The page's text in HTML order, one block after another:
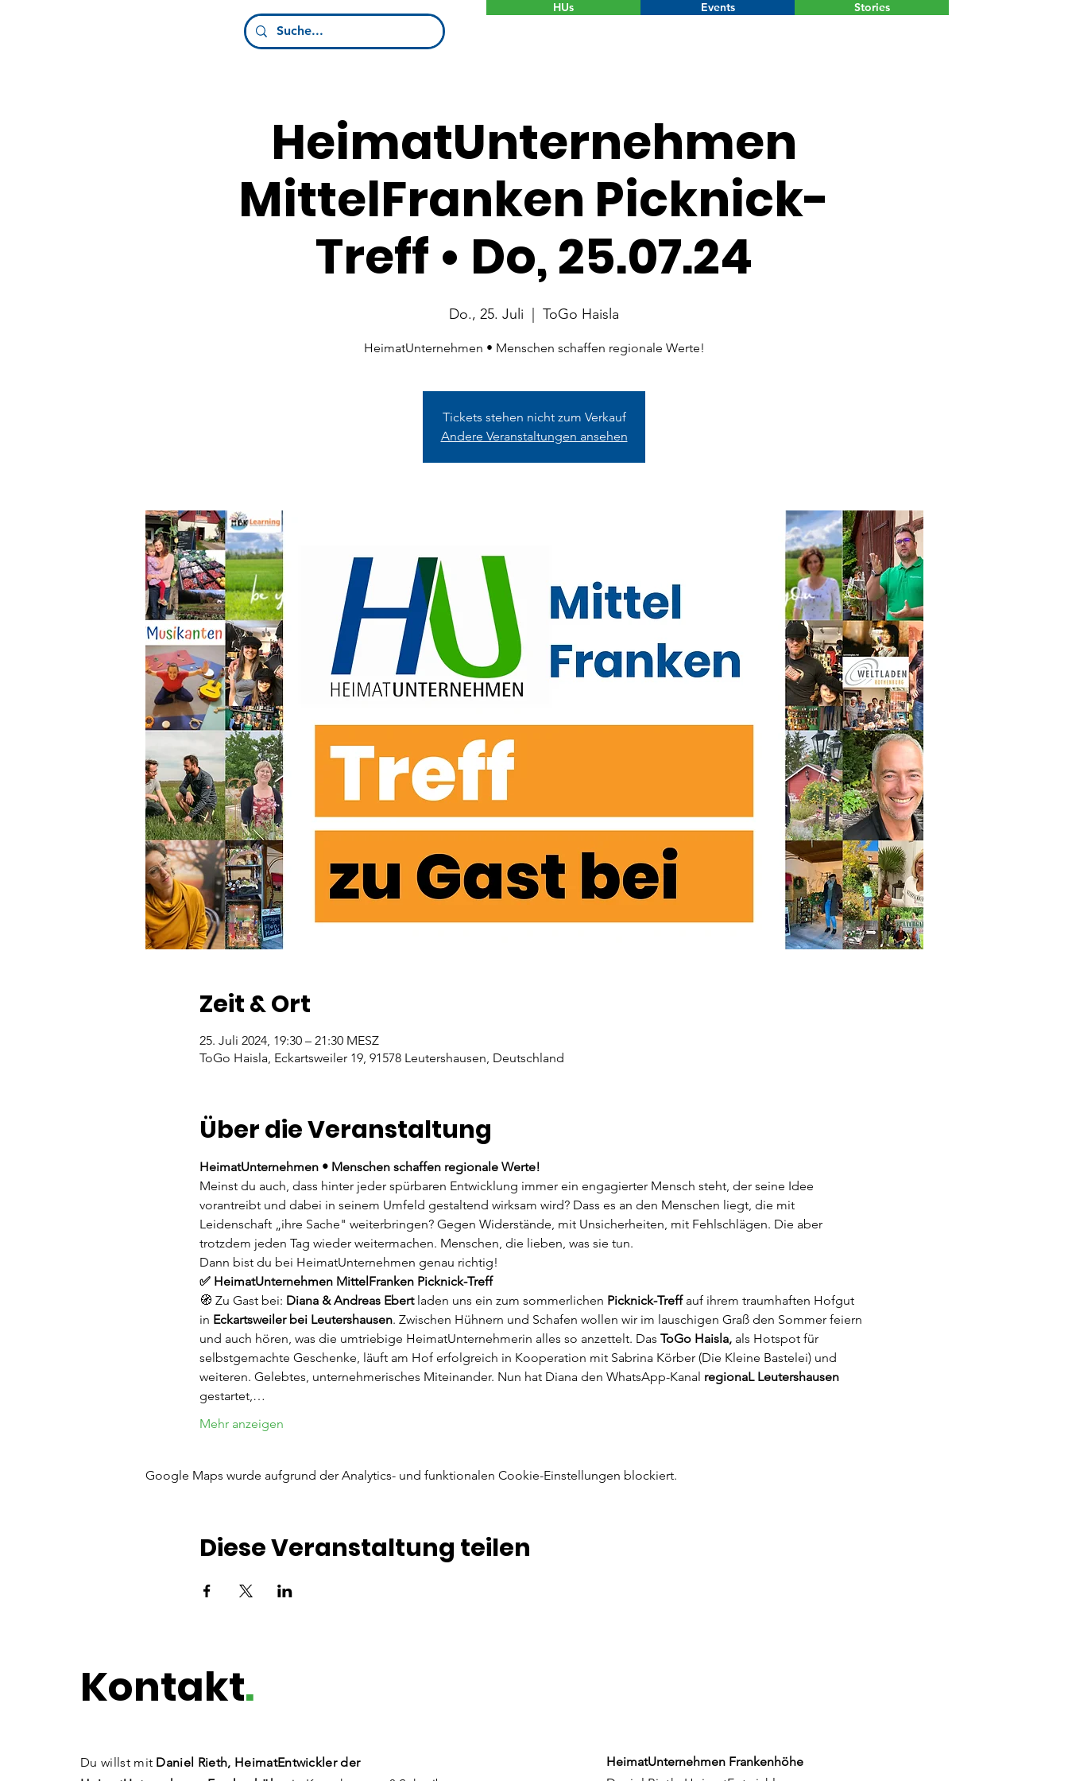
HUs Events Stories
HeimatUnternehmen
MittelFranken Picknick-
Treff • Do, 25.07.24
Do., 25. Juli ToGo Haisla
HeimatUnternehmen • Menschen schaffen regionale Werte!
Tickets stehen nicht zum Verkauf
Andere Veranstaltungen ansehen
Zeit & Ort
25. Juli 2024, 19:30 – 21:30 MESZ
ToGo Haisla, Eckartsweiler 19, 91578 Leutershausen, Deutschland
Über die Veranstaltung
HeimatUnternehmen • Menschen schaffen regionale Werte!
Meinst du auch, dass hinter jeder spürbaren Entwicklung immer ein engagierter Mensch steht, der seine Idee
vorantreibt und dabei in seinem Umfeld gestaltend wirksam wird? Dass es an den Menschen liegt, die mit
Leidenschaft „ihre Sache" weiterbringen? Gegen Widerstände, mit Unsicherheiten, mit Fehlschlägen. Die aber
trotzdem jeden Tag wieder weitermachen. Menschen, die lieben, was sie tun.
Dann bist du bei HeimatUnternehmen genau richtig!
✅ HeimatUnternehmen MittelFranken Picknick-Treff
🧭 Zu Gast bei: Diana & Andreas Ebert laden uns ein zum sommerlichen Picknick-Treff auf ihrem traumhaften Hofgut
in Eckartsweiler bei Leutershausen. Zwischen Hühnern und Schafen wollen wir im lauschigen Graß den Sommer feiern
und auch hören, was die umtriebige HeimatUnternehmerin alles so anzettelt. Das ToGo Haisla, als Hotspot für
selbstgemachte Geschenke, läuft am Hof erfolgreich in Kooperation mit Sabrina Körber (Die Kleine Bastelei) und
weiteren. Gelebtes, unternehmerisches Miteinander. Nun hat Diana den WhatsApp-Kanal regionaL Leutershausen
gestartet,…
Mehr anzeigen
Google Maps wurde aufgrund der Analytics- und funktionalen Cookie-Einstellungen blockiert.
Diese Veranstaltung teilen
Kontakt.
Du willst mit Daniel Rieth, HeimatEntwickler der
HeimatUnternehmen Frankenhöhe